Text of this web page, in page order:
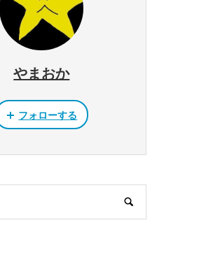
やまおか
フォローする